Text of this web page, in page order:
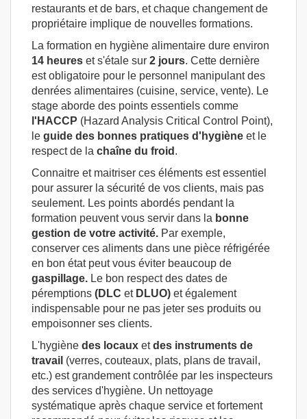
restaurants et de bars, et chaque changement de
propriétaire implique de nouvelles formations.
La formation en hygiène alimentaire dure environ
14 heures et s'étale sur 2 jours. Cette dernière
est obligatoire pour le personnel manipulant des
denrées alimentaires (cuisine, service, vente). Le
stage aborde des points essentiels comme
l'HACCP (Hazard Analysis Critical Control Point),
le guide des bonnes pratiques d'hygiène et le
respect de la chaîne du froid .
Connaitre et maitriser ces éléments est essentiel
pour assurer la sécurité de vos clients, mais pas
seulement. Les points abordés pendant la
formation peuvent vous servir dans la bonne
gestion de votre activité. Par exemple,
conserver ces aliments dans une pièce réfrigérée
en bon état peut vous éviter beaucoup de
gaspillage. Le bon respect des dates de
péremptions (DLC et DLUO) et également
indispensable pour ne pas jeter ses produits ou
empoisonner ses clients.
L'hygiène des locaux etdes instruments de
travail (verres, couteaux, plats, plans de travail,
etc.) est grandement contrôlée par les inspecteurs
des services d'hygiène. Un nettoyage
systématique après chaque service et fortement